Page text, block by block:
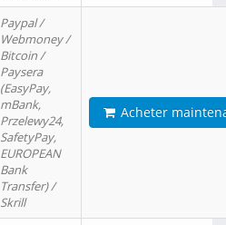
Paypal /
Webmoney /
Bitcoin /
Paysera
(EasyPay,
mBank,
Przelewy24,
SafetyPay,
EUROPEAN
Bank
Transfer) /
Skrill
Acheter